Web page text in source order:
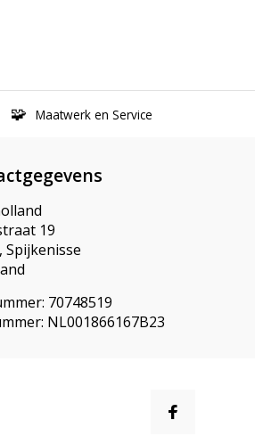
Maatwerk en Service
19
Spijkenisse
70748519
NL001866167B23